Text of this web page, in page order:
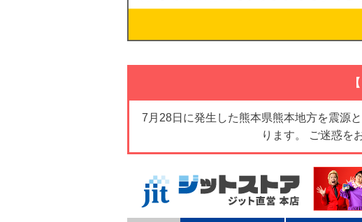
7月28日に発生した熊本県熊本地方を震源
ります。 ご迷惑を